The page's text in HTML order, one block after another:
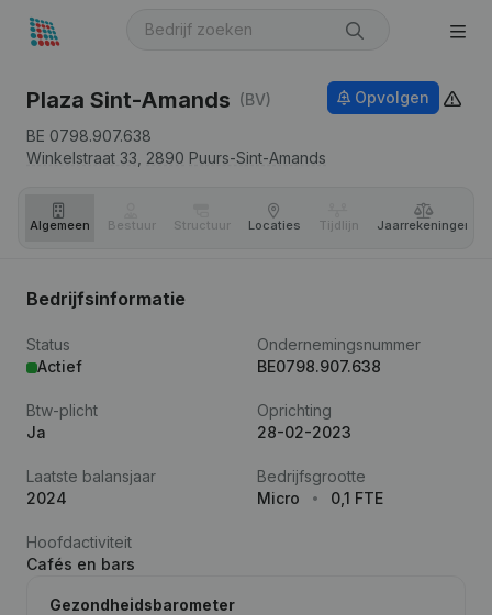
Plaza Sint-Amands (BV)
BE 0798.907.638
Winkelstraat 33, 2890 Puurs-Sint-Amands
Opvolgen
Algemeen Bestuur Structuur Locaties Tijdlijn Jaar­rekeningen
Bedrijfsinformatie
Status
Actief
Ondernemingsnummer
BE0798.907.638
Btw-plicht
Ja
Oprichting
28-02-2023
Laatste balansjaar
2024
Bedrijfsgrootte
Micro
0,1 FTE
Hoofdactiviteit
Cafés en bars
Gezondheidsbarometer